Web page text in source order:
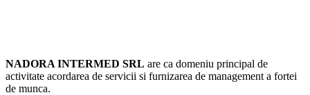
NADORA INTERMED SRL are ca domeniu principal de
activitate acordarea de servicii si furnizarea de management a fortei
de munca.